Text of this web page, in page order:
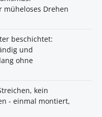
müheloses Drehen
beschichtet:
und
ohne
kein
- einmal montiert,